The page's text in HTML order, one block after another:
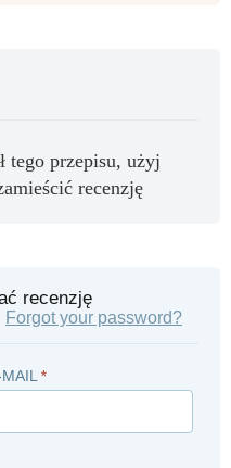
tego przepisu, użyj
recenzję
recenzję
Forgot your password?
*